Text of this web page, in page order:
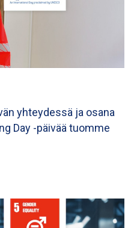
yhteydessä ja osana
Day -päivää tuomme